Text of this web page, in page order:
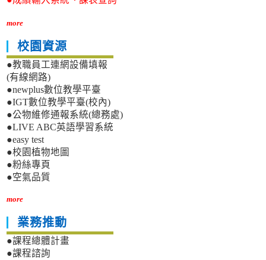
more
校園資源
●教職員工連網設備填報
(有線網路)
●newplus數位教學平臺
●IGT數位教學平臺(校內)
●公物維修通報系統(總務處)
●LIVE ABC英語學習系統
●easy test
●校園植物地圖
●粉絲專頁
●空氣品質
more
業務推動
●課程總體計畫
●課程諮詢